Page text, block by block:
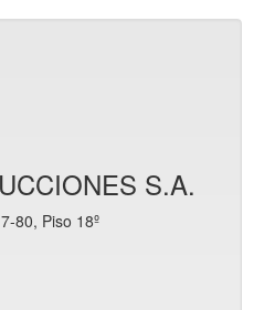
S.A.
80, Piso 18º